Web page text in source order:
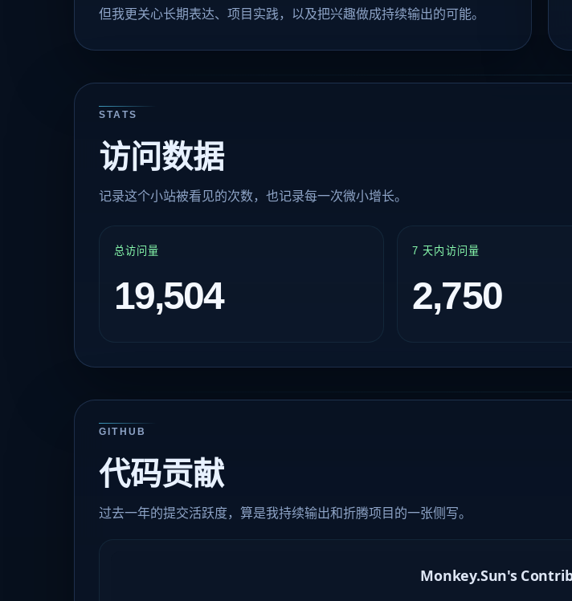
但我更关心长期表达、项目实践，以及把兴趣做成持续输出的可能。
STATS
访问数据
记录这个小站被看见的次数，也记录每一次微小增长。
总访问量
19,504
7 天内访问量
2,750
GITHUB
代码贡献
过去一年的提交活跃度，算是我持续输出和折腾项目的一张侧写。